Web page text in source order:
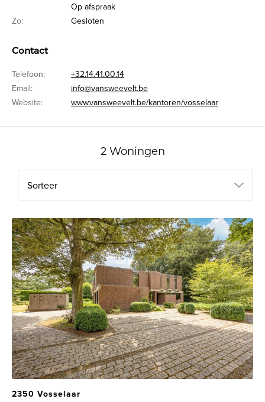
Op afspraak
Zo:
Gesloten
Contact
Telefoon:
+32.14.41.00.14
Email:
info@vansweevelt.be
Website:
www.vansweevelt.be/kantoren/vosselaar
2 Woningen
Sorteer
2350 Vosselaar